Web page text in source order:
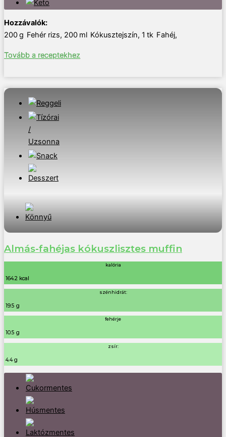
200g Fehér rizs, 200 ml Kókusztejszín, 1 tk Fahéj,
Tovább a receptekhez
Almás-fahéjas kókuszlisztes muffin
kalória
164.2 kcal
szénhidrát:
19.5 g
fehérje
10.5 g
zsír:
4.4 g